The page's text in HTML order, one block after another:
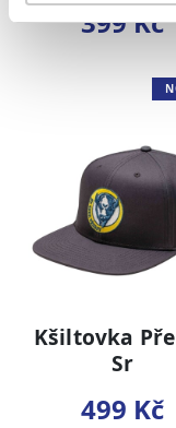
399 Kč
Kšiltovka
Sr
499 Kč